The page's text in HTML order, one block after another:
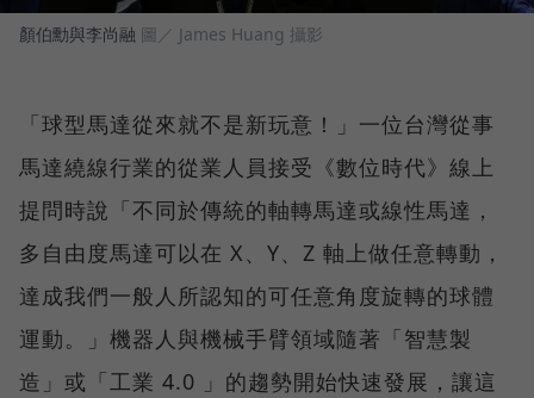
顏伯勳與李尚融 圖／ James Huang 攝影
「球型馬達從來就不是新玩意！」一位台灣從事
馬達繞線行業的從業人員接受《數位時代》線上
提問時說「不同於傳統的軸轉馬達或線性馬達，
多自由度馬達可以在 X、Y、Z 軸上做任意轉動，
達成我們一般人所認知的可任意角度旋轉的球體
運動。」機器人與機械手臂領域隨著「智慧製
造」或「工業 4.0 」的趨勢開始快速發展，讓這